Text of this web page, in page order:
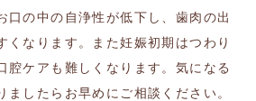
口の中の自浄性が低下し、歯肉の出
くなります。また妊娠初期はつわり
腔ケアも難しくなります。気になる
ましたらお早めにご相談ください。